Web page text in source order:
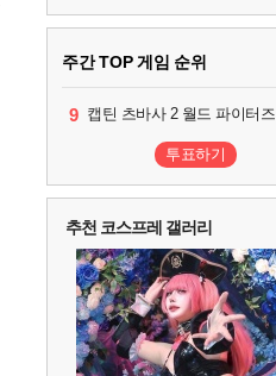
주간 TOP 게임 순위
1 팰월드
2 어쌔신 크리드: 블랙 플래그 리싱크드
3 프로야구스피리츠2026
4 드래곤소드 : 어웨이크닝
5 블라인드 삼국
6 그랑블루 판타지 리링크 - 엔드리스 라그나로크
7 리듬 천국 미라클 스타즈
8 헤일로: 캠페인 이볼브드
9 캡틴 츠바사 2 월드 파이터즈
10 레고 배트맨: 레거시 오브 더 다크 나이트
투표하기
추천 코스프레 갤러리